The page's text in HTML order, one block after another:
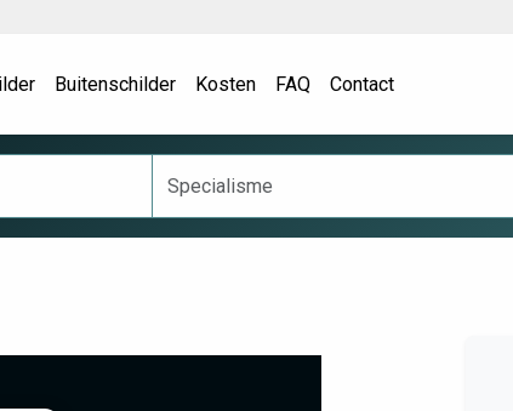
Buitenschilder Kosten FAQ Contact